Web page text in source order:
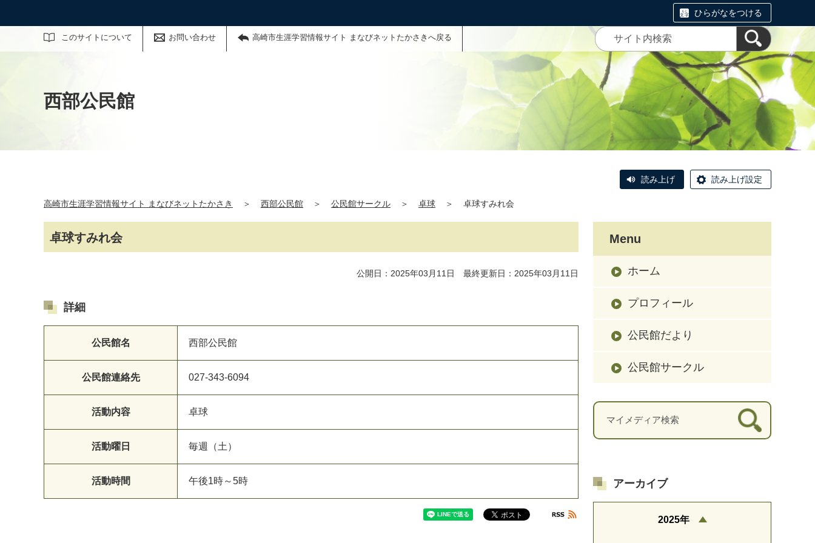
ひらがなをつける
このサイトについて お問い合わせ 高崎市生涯学習情報サイト まなびネットたかさきへ戻る
サイト内検索
西部公民館
読み上げ 読み上げ設定
高崎市生涯学習情報サイト まなびネットたかさき ＞ 西部公民館 ＞ 公民館サークル ＞ 卓球 ＞ 卓球すみれ会
卓球すみれ会
公開日：2025年03月11日 最終更新日：2025年03月11日
詳細
公民館名 西部公民館
公民館連絡先 027-343-6094
活動内容 卓球
活動曜日 毎週（土）
活動時間 午後1時～5時
Menu
ホーム
プロフィール
公民館だより
公民館サークル
アーカイブ
2025年